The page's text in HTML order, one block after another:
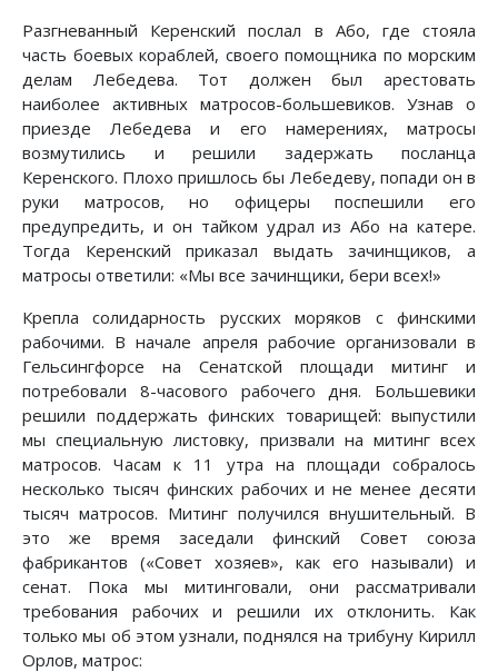
Разгневанный Керенский послал в Або, где стояла
часть боевых кораблей, своего помощника по морским
делам Лебедева. Тот должен был арестовать
наиболее активных матросов-большевиков. Узнав о
приезде Лебедева и его намерениях, матросы
возмутились и решили задержать посланца
Керенского. Плохо пришлось бы Лебедеву, попади он в
руки матросов, но офицеры поспешили его
предупредить, и он тайком удрал из Або на катере.
Тогда Керенский приказал выдать зачинщиков, а
матросы ответили: «Мы все зачинщики, бери всех!»
Крепла солидарность русских моряков с финскими
рабочими. В начале апреля рабочие организовали в
Гельсингфорсе на Сенатской площади митинг и
потребовали 8-часового рабочего дня. Большевики
решили поддержать финских товарищей: выпустили
мы специальную листовку, призвали на митинг всех
матросов. Часам к 11 утра на площади собралось
несколько тысяч финских рабочих и не менее десяти
тысяч матросов. Митинг получился внушительный. В
это же время заседали финский Совет союза
фабрикантов («Совет хозяев», как его называли) и
сенат. Пока мы митинговали, они рассматривали
требования рабочих и решили их отклонить. Как
только мы об этом узнали, поднялся на трибуну Кирилл
Орлов, матрос: